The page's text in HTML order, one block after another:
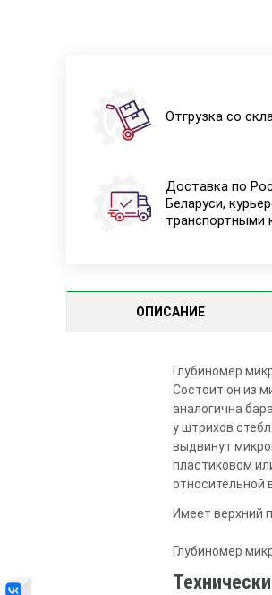
Отгрузка со
Доставка по
Беларуси,
транспортными
ОПИСАНИЕ
Глубиномер
Состоит он из
аналогична
у штрихов
выдвинут
пластиковом
относительной
Имеет верхний
Глубиномер